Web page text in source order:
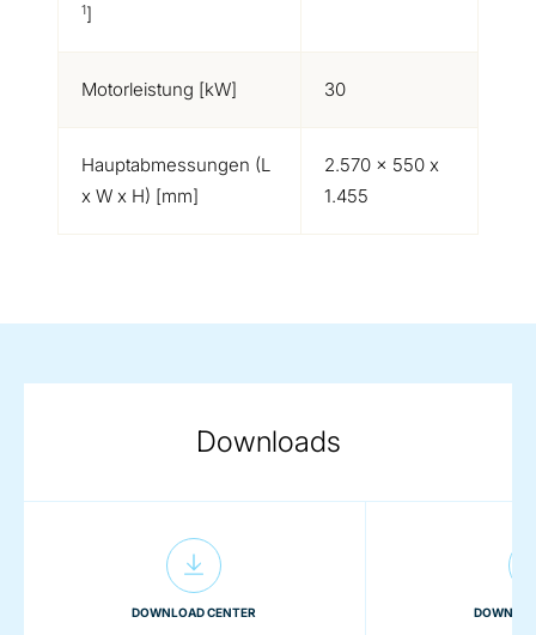
1]
Motorleistung [kW] 30
Hauptabmessungen (L
x W x H) [mm]
2.570 x 550 x
1.455
Downloads
DOWNLOAD CENTER